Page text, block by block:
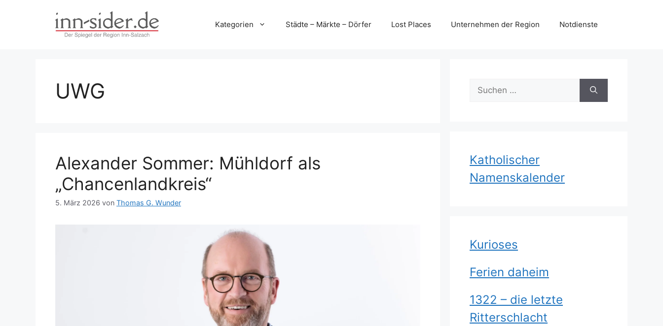
Kategorien Städte – Märkte – Dörfer Lost Places Unternehmen der Region Notdienste
UWG
Alexander Sommer: Mühldorf als
„Chancenlandkreis“
5. März 2026 von Thomas G. Wunder
Suchen
nach:
Katholischer
Namenskalender
Kurioses
Ferien daheim
1322 – die letzte
Ritterschlacht